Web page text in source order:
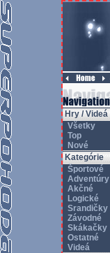
Hry / Videá
Všetky
Top
Nové
Kategórie
Športové
Adventúry
Akčné
Logické
Srandičky
Závodné
Skákačky
Ostatné
Videá